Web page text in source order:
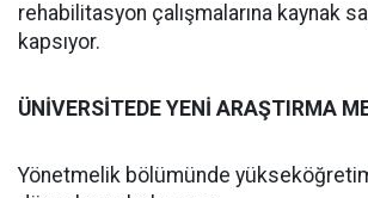
rehabilitasyon çalışmalarına kaynak
kapsıyor.
ÜNİVERSİTEDE YENİ ARAŞTIRMA
Yönetmelik bölümünde